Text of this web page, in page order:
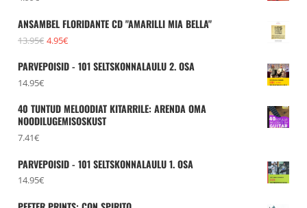
ANSAMBEL FLORIDANTE CD "AMARILLI MIA BELLA"
13.95€ Algne
oli:
4.95€Praegune
on:
PARVEPOISID - 101 SELTSKONNALAULU 2. OSA
14.95€
40 TUNTUD MELOODIAT KITARRILE: ARENDA OMA
NOODILUGEMISOSKUST
7.41€
PARVEPOISID - 101 SELTSKONNALAULU 1. OSA
14.95€